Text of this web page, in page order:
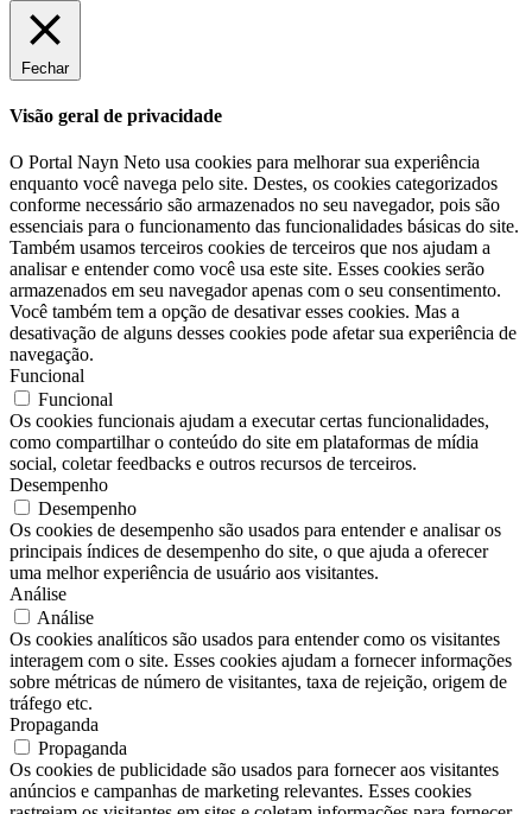
Fechar
Visão geral de privacidade
O Portal Nayn Neto usa cookies para melhorar sua experiência
enquanto você navega pelo site. Destes, os cookies categorizados
conforme necessário são armazenados no seu navegador, pois são
essenciais para o funcionamento das funcionalidades básicas do site.
Também usamos terceiros cookies de terceiros que nos ajudam a
analisar e entender como você usa este site. Esses cookies serão
armazenados em seu navegador apenas com o seu consentimento.
Você também tem a opção de desativar esses cookies. Mas a
desativação de alguns desses cookies pode afetar sua experiência de
navegação.
Funcional
Funcional
Os cookies funcionais ajudam a executar certas funcionalidades,
como compartilhar o conteúdo do site em plataformas de mídia
social, coletar feedbacks e outros recursos de terceiros.
Desempenho
Desempenho
Os cookies de desempenho são usados ​​para entender e analisar os
principais índices de desempenho do site, o que ajuda a oferecer
uma melhor experiência de usuário aos visitantes.
Análise
Análise
Os cookies analíticos são usados ​​para entender como os visitantes
interagem com o site. Esses cookies ajudam a fornecer informações
sobre métricas de número de visitantes, taxa de rejeição, origem de
tráfego etc.
Propaganda
Propaganda
Os cookies de publicidade são usados ​​para fornecer aos visitantes
anúncios e campanhas de marketing relevantes. Esses cookies